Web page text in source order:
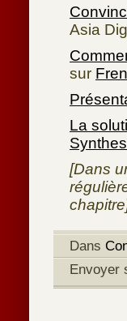
Asia
sur
La
[Dans
Dans
Envoyer